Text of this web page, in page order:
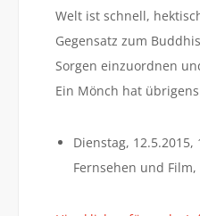
Welt ist schnell,
Gegensatz zum
Sorgen einzuordnen
Ein Mönch hat
Dienstag,
Fernsehen und